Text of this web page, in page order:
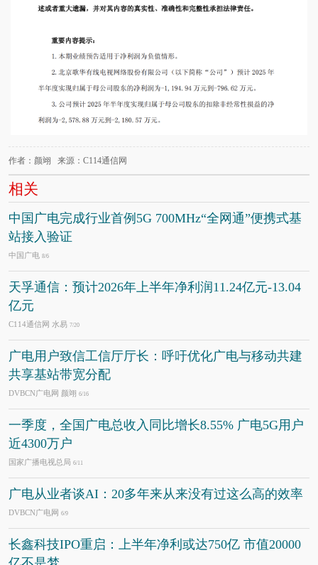
作者：颜翊 来源：C114通信网
相关
中国广电完成行业首例5G 700MHz“全网通”便携式基
站接入验证
中国广电 8/6
天孚通信：预计2026年上半年净利润11.24亿元-13.04
亿元
C114通信网 水易 7/20
广电用户致信工信厅厅长：呼吁优化广电与移动共建
共享基站带宽分配
DVBCN广电网 颜翊 6/16
一季度，全国广电总收入同比增长8.55% 广电5G用户
近4300万户
国家广播电视总局 6/11
广电从业者谈AI：20多年来从来没有过这么高的效率
DVBCN广电网 6/9
长鑫科技IPO重启：上半年净利或达750亿 市值20000